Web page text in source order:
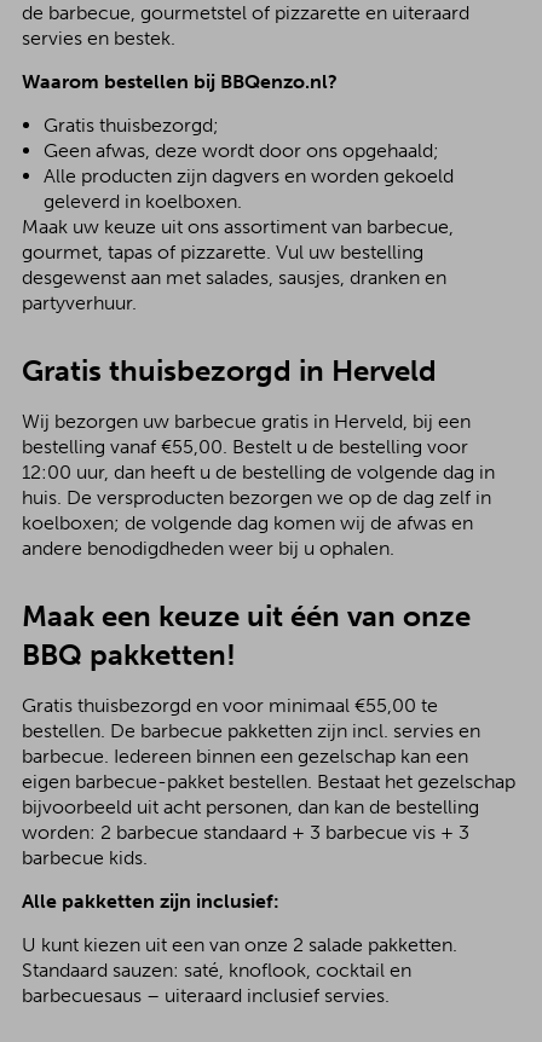
de barbecue, gourmetstel of pizzarette en uiteraard
servies en bestek.
Waarom bestellen bij BBQenzo.nl?
Gratis thuisbezorgd;
Geen afwas, deze wordt door ons opgehaald;
Alle producten zijn dagvers en worden gekoeld
geleverd in koelboxen.
Maak uw keuze uit ons assortiment van barbecue,
gourmet, tapas of pizzarette. Vul uw bestelling
desgewenst aan met salades, sausjes, dranken en
partyverhuur.
Gratis thuisbezorgd in Herveld
Wij bezorgen uw barbecue gratis in Herveld, bij een
bestelling vanaf €55,00. Bestelt u de bestelling voor
12:00 uur, dan heeft u de bestelling de volgende dag in
huis. De versproducten bezorgen we op de dag zelf in
koelboxen; de volgende dag komen wij de afwas en
andere benodigdheden weer bij u ophalen.
Maak een keuze uit één van onze
BBQ pakketten!
Gratis thuisbezorgd en voor minimaal €55,00 te
bestellen. De barbecue pakketten zijn incl. servies en
barbecue. Iedereen binnen een gezelschap kan een
eigen barbecue-pakket bestellen. Bestaat het gezelschap
bijvoorbeeld uit acht personen, dan kan de bestelling
worden: 2 barbecue standaard + 3 barbecue vis + 3
barbecue kids.
Alle pakketten zijn inclusief:
U kunt kiezen uit een van onze 2 salade pakketten.
Standaard sauzen: saté, knoflook, cocktail en
barbecuesaus – uiteraard inclusief servies.